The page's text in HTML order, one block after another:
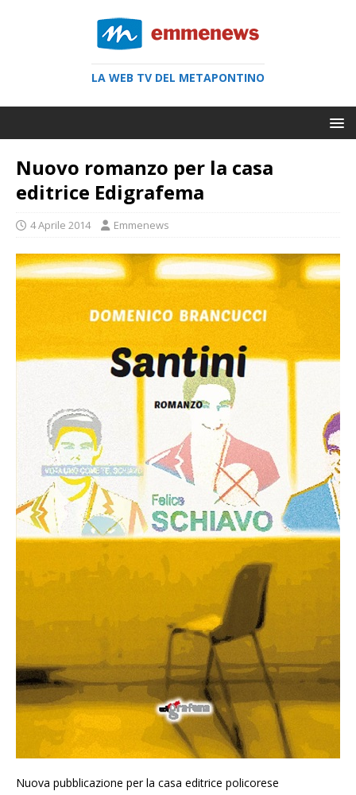
LA WEB TV DEL METAPONTINO
Nuovo romanzo per la casa
editrice Edigrafema
4 Aprile 2014 Emmenews
Nuova pubblicazione per la casa editrice policorese